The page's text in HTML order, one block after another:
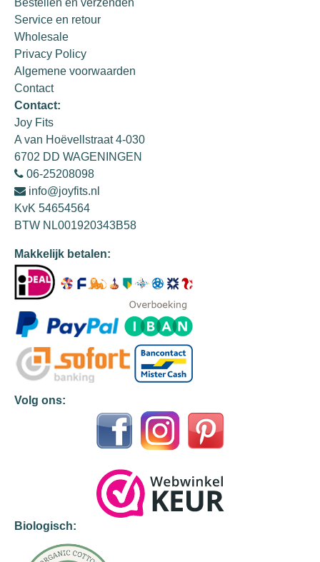
Bestellen en verzenden
Service en retour
Wholesale
Privacy Policy
Algemene voorwaarden
Contact
Contact:
Joy Fits
A van Hoëvellstraat 4-030
6702 DD WAGENINGEN
06-25208098
info@joyfits.nl
KvK 54654564
BTW NL001920343B58
Makkelijk betalen:
Volg ons:
Biologisch: